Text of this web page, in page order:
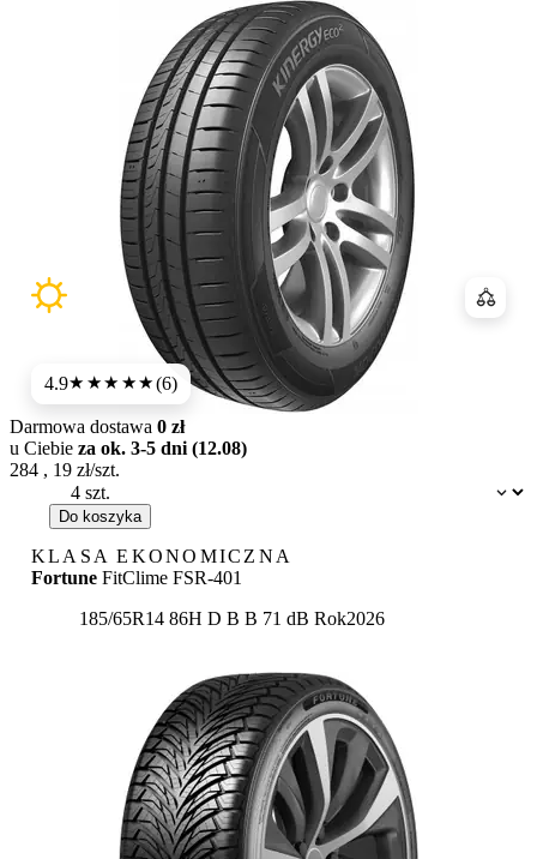
4.9★★★★★(6)
Dostępność:
Darmowa dostawa 0 zł
u Ciebie za ok. 3-5 dni (12.08)
284 , 19 zł/szt.
Do koszyka
KLASA EKONOMICZNA
Fortune FitClime FSR-401
185/65R14 86H Etykieta:
D B B 71 dB Rok2026